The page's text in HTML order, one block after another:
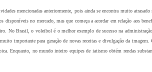
mencionadas anteriormente, pois ainda se encontra muito
no mercado, mas que começa a acordar em relação aos
No Brasil, o voleibol é o melhor exemplo de sucesso na
importante para geração de novas receitas e divulgação da
Enquanto, no mundo inteiro equipes de iatismo obtém rendas